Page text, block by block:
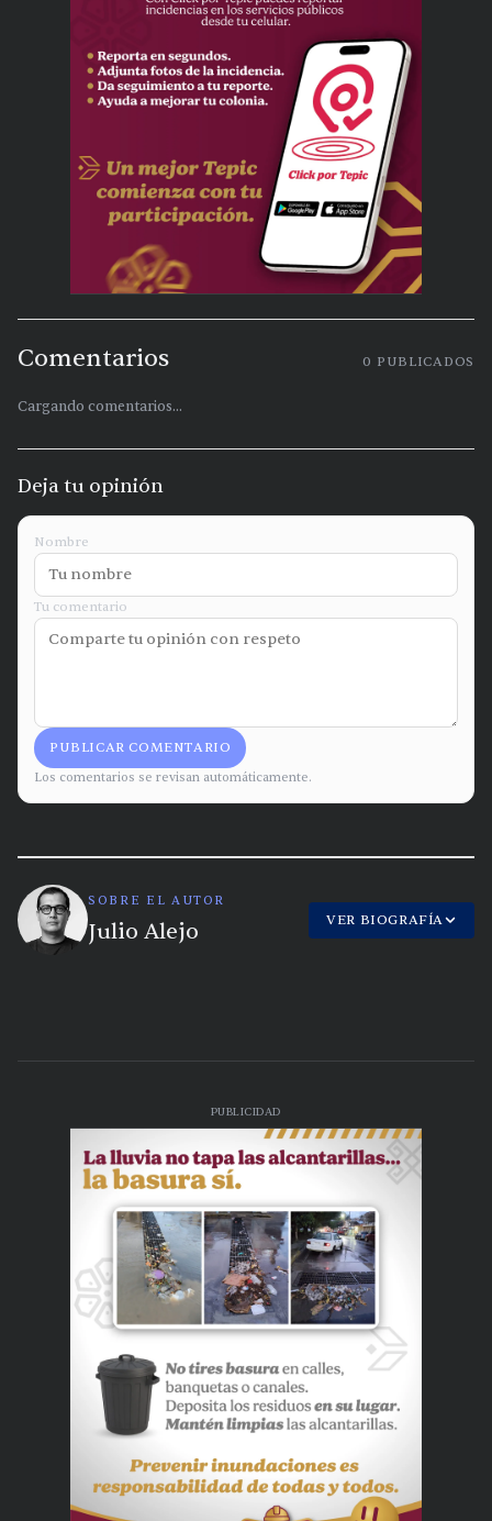
Comentarios 0 PUBLICADOS
Cargando comentarios...
Deja tu opinión
Nombre
Tu comentario
PUBLICAR COMENTARIO
Los comentarios se revisan automáticamente.
SOBRE EL AUTOR
Julio Alejo VER BIOGRAFÍA
PUBLICIDAD